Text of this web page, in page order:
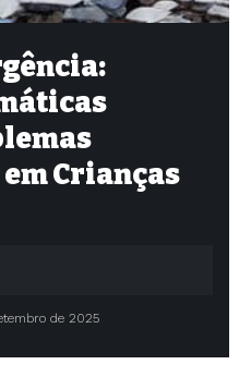
Crianças
de 2025